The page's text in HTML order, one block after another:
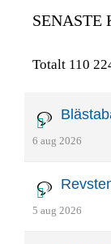
SENASTE
Totalt 110
6 aug 2026
5 aug 2026